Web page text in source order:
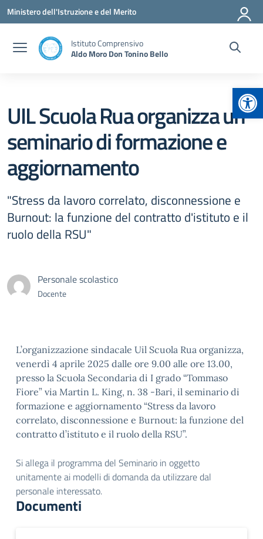
Vai ai contenuti
Vai al menu di navigazione
Vai al footer
Ministero dell'Istruzione e del Merito
Istituto Comprensivo
Aldo Moro Don Tonino Bello
UIL Scuola Rua organizza un
seminario di formazione e
aggiornamento
"Stress da lavoro correlato, disconnessione e
Burnout: la funzione del contratto d'istituto e il
ruolo della RSU"
Personale scolastico
Docente
L’organizzazione sindacale Uil Scuola Rua organizza,
venerdì 4 aprile 2025 dalle ore 9.00 alle ore 13.00,
presso la Scuola Secondaria di I grado “Tommaso
Fiore” via Martin L. King, n. 38 -Bari, il seminario di
formazione e aggiornamento “Stress da lavoro
correlato, disconnessione e Burnout: la funzione del
contratto d’istituto e il ruolo della RSU”.
Si allega il programma del Seminario in oggetto
unitamente ai modelli di domanda da utilizzare dal
personale interessato.
Documenti